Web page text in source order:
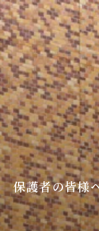
保護者の皆様